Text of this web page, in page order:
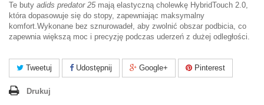
Te buty adids predator 25mają elastyczną cholewkę HybridTouch 2.0,
która dopasowuje się do stopy, zapewniając maksymalny
komfort.Wykonane bez sznurowadeł, aby zwolnić obszar podbicia, co
zapewnia większą moc i precyzję podczas uderzeń z dużej odległości.
Tweetuj Udostępnij Google+ Pinterest
Drukuj